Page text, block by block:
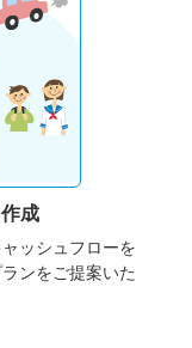
成
ッシュフローを
ンをご提案いた